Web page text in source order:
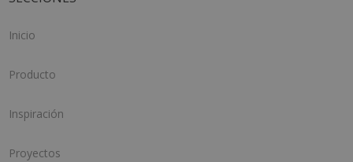
Inicio
Producto
Inspiración
Proyectos